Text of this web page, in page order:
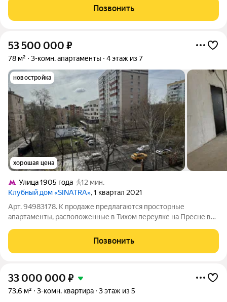
мебелью, бытовая техникой. Установлены кондиционеры,
посудомоечная, стиральная машины,
Позвонить
53 500 000 ₽
78 м² 3-комн. апартаменты 4 этаж из 7
новостройка
хорошая цена
Улица 1905 года
12 мин.
Клубный дом «SINATRA», 1 квартал 2021
Арт. 94983178. К продаже предлагаются просторные
апартаменты, расположенные в Тихом переулке на Пресне в
позволяют спланировать 2-3 спальни, 2 санузла и уютную
кухню-гостиную. Высота потолка в
Позвонить
33 000 000 ₽
73,6 м² 3-комн. квартира 3 этаж из 5